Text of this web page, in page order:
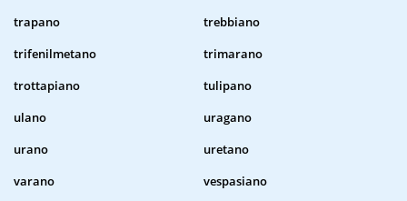
trapano
trebbiano
trifenilmetano
trimarano
trottapiano
tulipano
ulano
uragano
urano
uretano
varano
vespasiano